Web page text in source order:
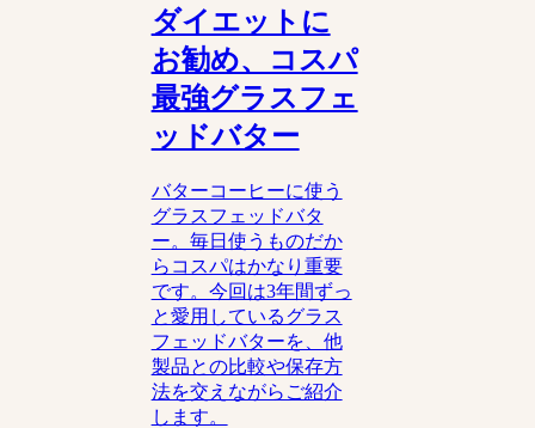
ダイエットに
お勧め、コスパ
最強グラスフェ
ッドバター
バターコーヒーに使う
グラスフェッドバタ
ー。毎日使うものだか
らコスパはかなり重要
です。今回は3年間ずっ
と愛用しているグラス
フェッドバターを、他
製品との比較や保存方
法を交えながらご紹介
します。